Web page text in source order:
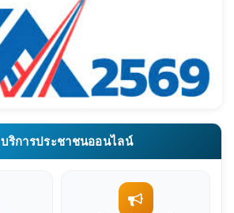
บริการประชาชนออนไลน์